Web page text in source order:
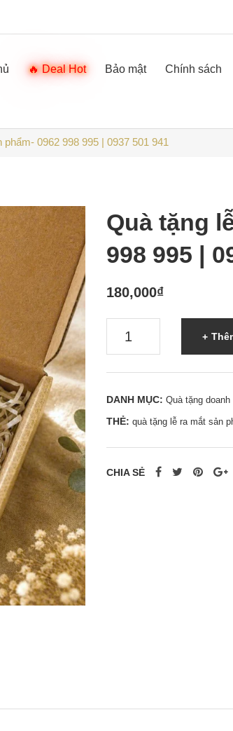
Deal Hot Bảo mật Chính sách
0962 998 995 | 0937 501 941
Quà tặng
998 995 |
180,000₫
mắt
sản
phẩm-
DANH MỤC: Quà tặng doanh
THẺ: quà tặng lễ ra mắt sản
CHIA SẺ